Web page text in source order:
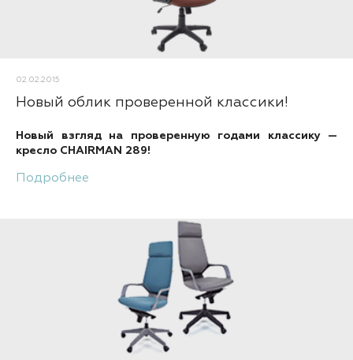
02.02.2015
Новый облик проверенной классики!
Новый взгляд на проверенную годами классику —
кресло CHAIRMAN 289!
Подробнее